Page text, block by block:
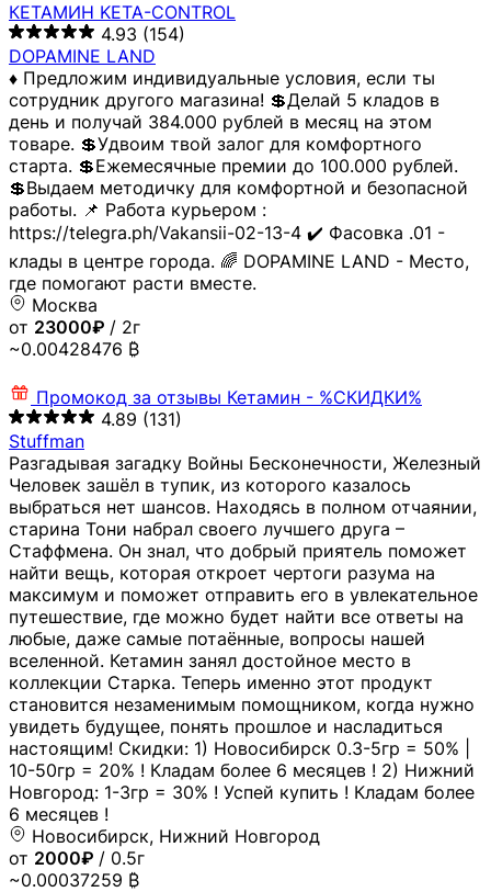
КЕТАМИН KETA-CONTROL
4.93 (154)
DOPAMINE LAND
♦️ Предложим индивидуальные условия, если ты
сотрудник другого магазина! 💲Делай 5 кладов в
день и получай 384.000 рублей в месяц на этом
товаре. 💲Удвоим твой залог для комфортного
старта. 💲Ежемесячные премии до 100.000 рублей.
💲Выдаем методичку для комфортной и безопасной
работы. 📌 Работа курьером :
https://telegra.ph/Vakansii-02-13-4 ✔️ Фасовка .01 -
клады в центре города. 🌈 DOPAMINE LAND - Место,
где помогают расти вместе.
Москва
от 23000₽ / 2г
~0.00428476 ₿
Промокод за отзывы Кетамин - %СКИДКИ%
4.89 (131)
Stuffman
Разгадывая загадку Войны Бесконечности, Железный
Человек зашёл в тупик, из которого казалось
выбраться нет шансов. Находясь в полном отчаянии,
старина Тони набрал своего лучшего друга –
Стаффмена. Он знал, что добрый приятель поможет
найти вещь, которая откроет чертоги разума на
максимум и поможет отправить его в увлекательное
путешествие, где можно будет найти все ответы на
любые, даже самые потаённые, вопросы нашей
вселенной. Кетамин занял достойное место в
коллекции Старка. Теперь именно этот продукт
становится незаменимым помощником, когда нужно
увидеть будущее, понять прошлое и насладиться
настоящим! Скидки: 1) Новосибирск 0.3-5гр = 50% |
10-50гр = 20% ! Кладам более 6 месяцев ! 2) Нижний
Новгород: 1-3гр = 30% ! Успей купить ! Кладам более
6 месяцев !
Новосибирск, Нижний Новгород
от 2000₽ / 0.5г
~0.00037259 ₿